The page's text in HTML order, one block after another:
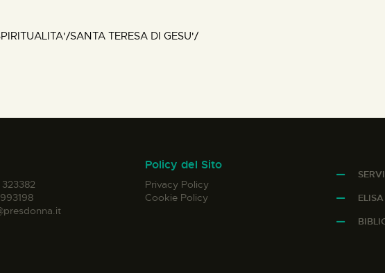
SANTA TERESA DI GESU'/
Policy del Sito
Privacy Policy
Cookie Policy